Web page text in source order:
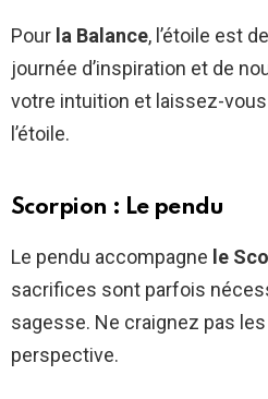
Pour la Balance, l’étoile est
journée d’inspiration et de
votre intuition et laissez-vous
l’étoile.
Scorpion : Le pendu
Le pendu accompagne le
sacrifices sont parfois
sagesse. Ne craignez pas
perspective.